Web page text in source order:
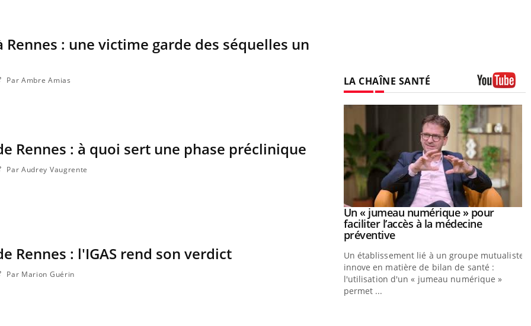
Rennes : une victime garde des séquelles un
Par Ambre Amias
Rennes : à quoi sert une phase préclinique
Par Audrey Vaugrente
Rennes : l'IGAS rend son verdict
Par Marion Guérin
LA CHAÎNE SANTÉ
de vie ! Vacances, plage, piscine,
c'est une période de questions, de défis,
Youtube
Un « jumeau numérique » pour
faciliter l’accès à la médecine
préventiveYoutube
Un établissement lié à un groupe mutualiste
innove en matière de bilan de santé :
l'utilisation d'un « jumeau numérique »
permet ...